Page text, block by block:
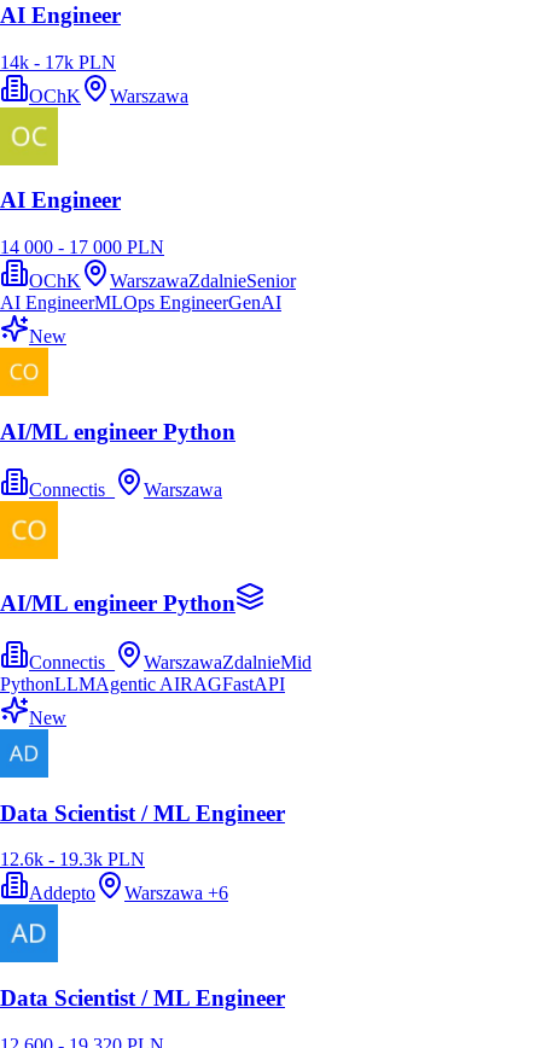
AI Engineer
14k - 17k PLN
OChK
Warszawa
AI Engineer
14 000 - 17 000 PLN
OChK
WarszawaZdalnieSenior
AI EngineerMLOps EngineerGenAI
New
AI/ML engineer Python
Connectis_ Warszawa
AI/ML engineer Python
Connectis_ WarszawaZdalnieMid
PythonLLMAgentic AIRAGFastAPI
New
Data Scientist / ML Engineer
12.6k - 19.3k PLN
Addepto
Warszawa +6
Data Scientist / ML Engineer